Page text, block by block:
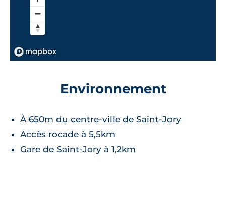
Environnement
À 650m du centre-ville de Saint-Jory
Accès rocade à 5,5km
Gare de Saint-Jory à 1,2km